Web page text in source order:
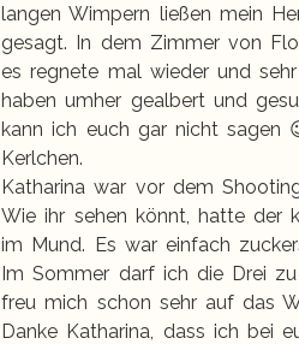
langen Wimpern ließen mein
gesagt. In dem Zimmer von
es regnete mal wieder und
haben umher gealbert und
kann ich euch gar nicht sagen
Kerlchen.
Katharina war vor dem
Wie ihr sehen könnt, hatte der
im Mund. Es war einfach
Im Sommer darf ich die Drei
freu mich schon sehr auf das
Danke Katharina, dass ich bei